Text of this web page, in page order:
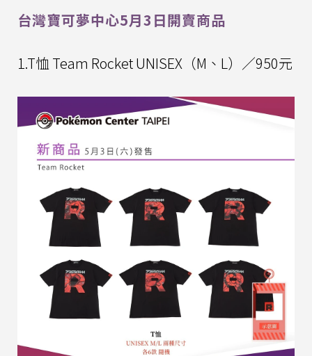
台灣寶可夢中心5月3日開賣商品
1.T恤 Team Rocket UNISEX（M、L）／950元